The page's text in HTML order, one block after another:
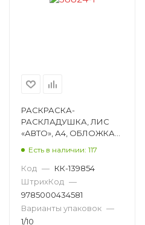
РАСКРАСКА-
РАСКЛАДУШКА, ЛИС
«АВТО», А4, ОБЛОЖКА
Есть в наличии: 117
Код — КК-139854
ШтрихКод —
9785000434581
Варианты упаковок —
1/10